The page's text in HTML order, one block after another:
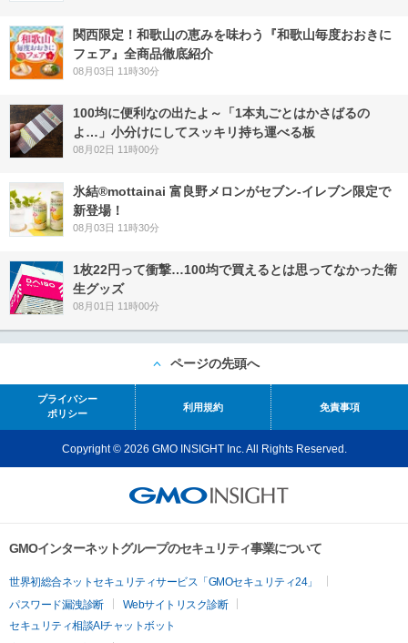
関西限定！和歌山の恵みを味わう『和歌山毎度おおきに
フェア』全商品徹底紹介
08月03日 11時30分
100均に便利なの出たよ～「1本丸ごとはかさばるの
よ…」小分けにしてスッキリ持ち運べる板
08月02日 11時00分
氷結®mottainai 富良野メロンがセブン‐イレブン限定で
新登場！
08月03日 11時30分
1枚22円って衝撃…100均で買えるとは思ってなかった衛
生グッズ
08月01日 11時00分
ページの先頭へ
プライバシー
ポリシー
利用規約 免責事項
Copyright © 2026 GMO INSIGHT Inc. All Rights Reserved.
GMOインターネットグループのセキュリティ事業について
世界初総合ネットセキュリティサービス「GMOセキュリティ24」
パスワード漏洩診断
Webサイトリスク診断
セキュリティ相談AIチャットボット